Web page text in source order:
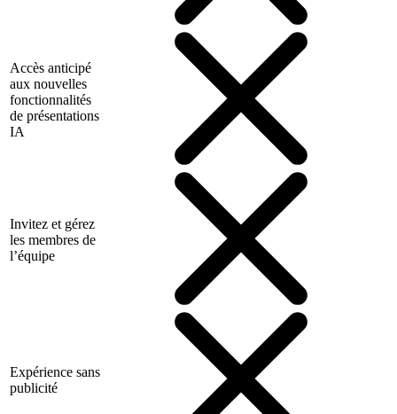
Accès anticipé
aux nouvelles
fonctionnalités
de présentations
IA
Invitez et gérez
les membres de
l’équipe
Expérience sans
publicité